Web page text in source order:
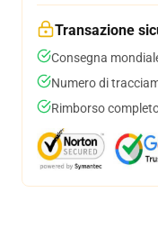
Transazione
Consegna
Numero di
Rimborso